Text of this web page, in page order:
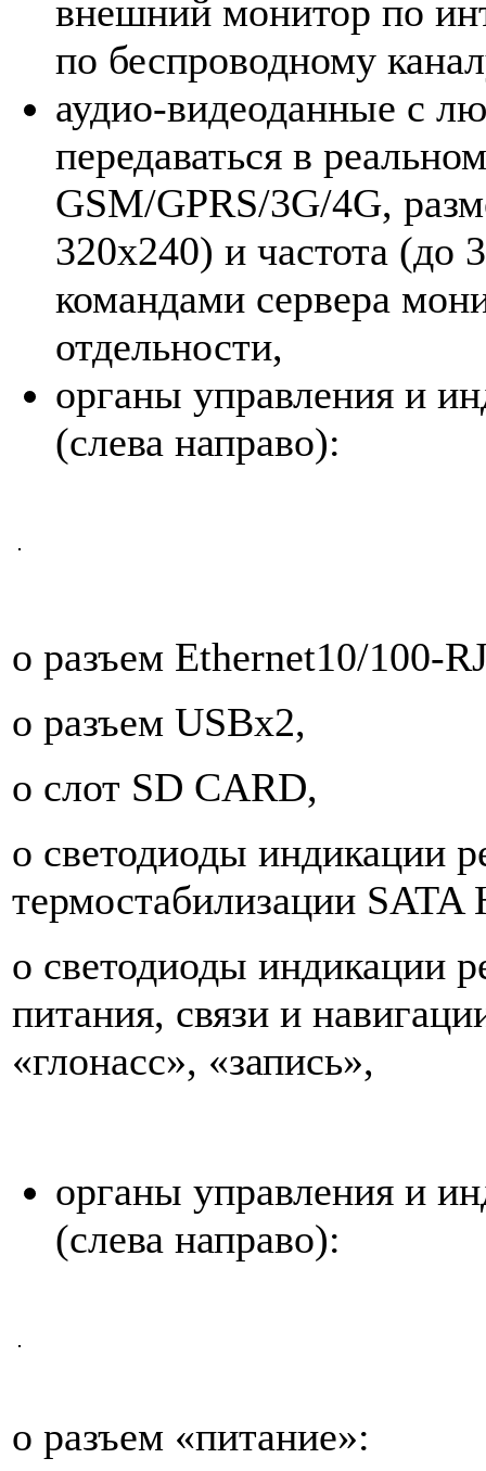
внешний монитор по
по беспроводному
аудио-видеоданные с
передаваться в
GSM/GPRS/3G/4G,
320х240) и частота (до
командами сервера
отдельности,
органы управления и
(слева направо):
o разъем Ethernet10/100-
o разъем USBх2,
o слот SD CARD,
o светодиоды индикации
термостабилизации
o светодиоды индикации
питания, связи и
«глонасс», «запись»,
органы управления и
(слева направо):
o разъем «питание»: